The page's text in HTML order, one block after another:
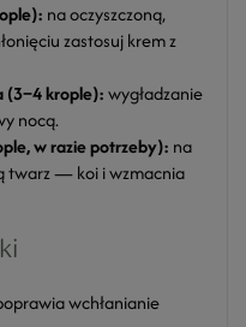
na oczyszczoną,
zastosuj krem z
krople):wygładzanie
nocą.
w razie potrzeby): na
twarz — koi i wzmacnia
wchłanianie